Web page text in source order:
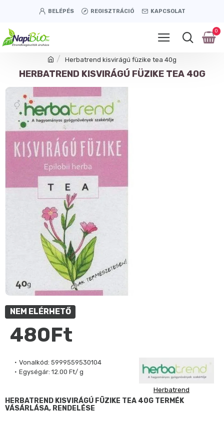
BELÉPÉS REGISZTRÁCIÓ KAPCSOLAT
0
Herbatrend kisvirágú füzike tea 40g
HERBATREND KISVIRÁGÚ FÜZIKE TEA 40G
Vonalkód: 5999559530104
Egységár: 12.00 Ft/ g
Herbatrend
NEM ELÉRHETŐ
480Ft
HERBATREND KISVIRÁGÚ FÜZIKE TEA 40G TERMÉK
VÁSÁRLÁSA, RENDELÉSE